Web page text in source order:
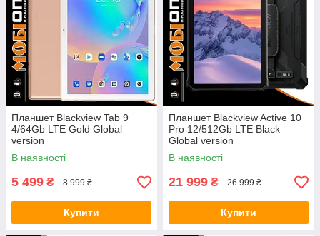
Планшет Blackview Tab 9
4/64Gb LTE Gold Global
version
В наявності
5 499 ₴ 8 999 ₴
Купити
Планшет Blackview Active 10
Pro 12/512Gb LTE Black
Global version
В наявності
21 999 ₴ 26 999 ₴
Купити